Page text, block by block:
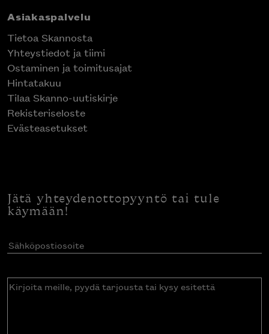
Asiakaspalvelu
Tietoa Skannosta
Yhteystiedot ja tiimi
Ostaminen ja toimitusajat
Hintatakuu
Tilaa Skanno-uutiskirje
Rekisteriseloste
Evästeasetukset
Jätä yhteydenottopyyntö tai tule
käymään!
Sähköpostiosoite(Pakollinen)
Kirjoita